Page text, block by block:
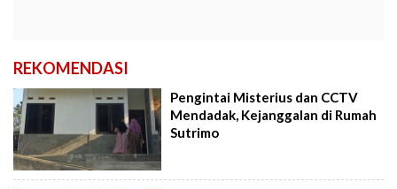
REKOMENDASI
Pengintai Misterius dan CCTV
Mendadak, Kejanggalan di Rumah
Sutrimo